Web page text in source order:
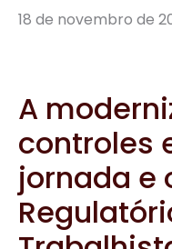
18 de novembro de
A
controles
jornada e